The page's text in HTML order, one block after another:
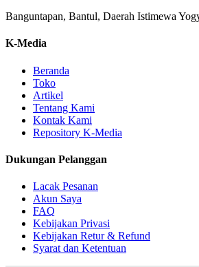
Banguntapan, Bantul, Daerah Istimewa
K-Media
Beranda
Toko
Artikel
Tentang Kami
Kontak Kami
Repository K-Media
Dukungan Pelanggan
Lacak Pesanan
Akun Saya
FAQ
Kebijakan Privasi
Kebijakan Retur & Refund
Syarat dan Ketentuan